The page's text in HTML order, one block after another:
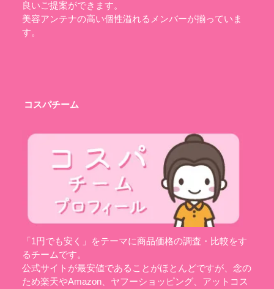
良いご提案ができます。
美容アンテナの高い個性溢れるメンバーが揃っていま
す。
コスパチーム
「1円でも安く」をテーマに商品価格の調査・比較をす
るチームです。
公式サイトが最安値であることがほとんどですが、念の
ため楽天やAmazon、ヤフーショッピング、アットコス